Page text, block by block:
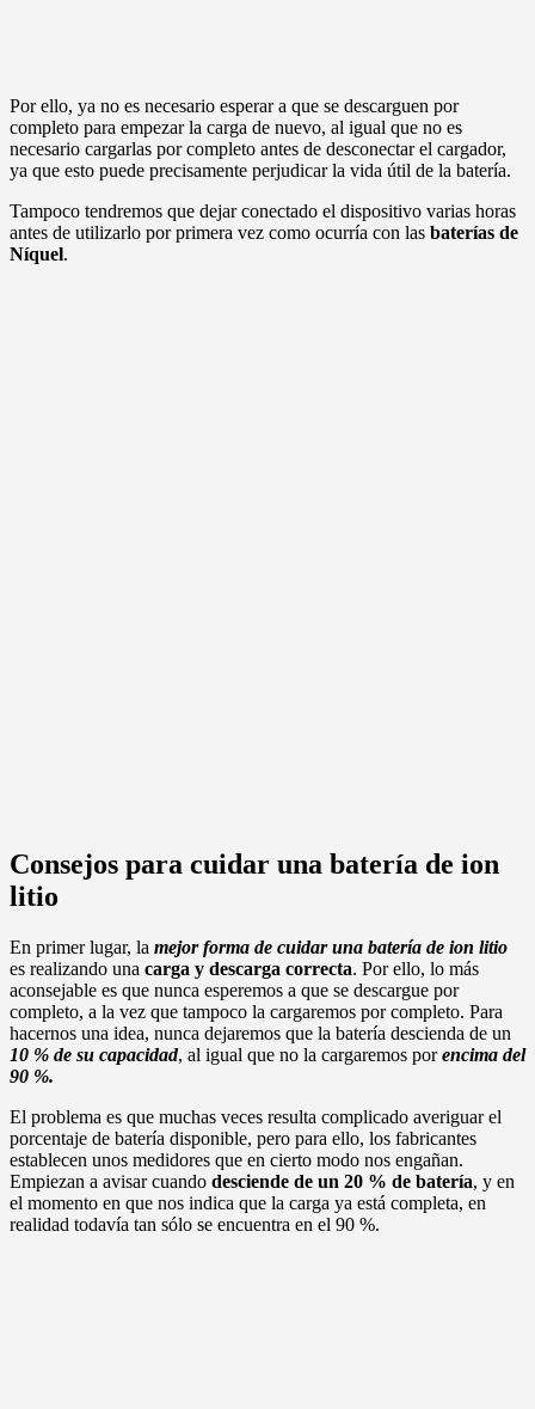
Por ello, ya no es necesario esperar a que se descarguen por
completo para empezar la carga de nuevo, al igual que no es
necesario cargarlas por completo antes de desconectar el cargador,
ya que esto puede precisamente perjudicar la vida útil de la batería.
Tampoco tendremos que dejar conectado el dispositivo varias horas
antes de utilizarlo por primera vez como ocurría con las baterías de
Níquel.
Consejos para cuidar una batería de ion
litio
En primer lugar, la mejor forma de cuidar una batería de ion litio
es realizando una carga y descarga correcta. Por ello, lo más
aconsejable es que nunca esperemos a que se descargue por
completo, a la vez que tampoco la cargaremos por completo. Para
hacernos una idea, nunca dejaremos que la batería descienda de un
10 % de su capacidad, al igual que no la cargaremos porencima del
90 %.
El problema es que muchas veces resulta complicado averiguar el
porcentaje de batería disponible, pero para ello, los fabricantes
establecen unos medidores que en cierto modo nos engañan.
Empiezan a avisar cuando desciende de un 20 % de batería, y en
el momento en que nos indica que la carga ya está completa, en
realidad todavía tan sólo se encuentra en el 90 %.